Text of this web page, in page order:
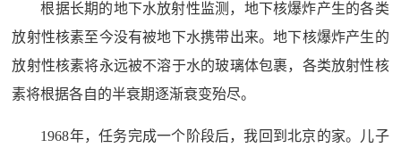
根据长期的地下水放射性监测，地下核爆炸产生的各类
放射性核素至今没有被地下水携带出来。地下核爆炸产生的
放射性核素将永远被不溶于水的玻璃体包裹，各类放射性核
素将根据各自的半衰期逐渐衰变殆尽。
1968年，任务完成一个阶段后，我回到北京的家。儿子